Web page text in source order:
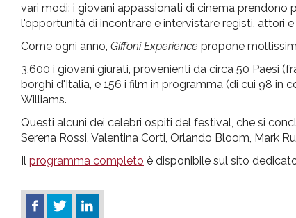
vari modi: i giovani appassionati di cinema prendono
l'opportunità di incontrare e intervistare registi, attori
Come ogni anno, Giffoni Experience propone
3.600 i giovani giurati, provenienti da circa 50 Paesi
borghi d'Italia, e 156 i film in programma (di cui 98 in
Williams.
Questi alcuni dei celebri ospiti del festival, che si
Serena Rossi, Valentina Corti, Orlando Bloom, Mark
Il programma completo è disponibile sul sito